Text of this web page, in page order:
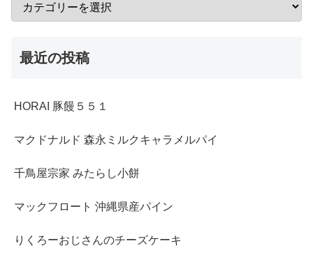
最近の投稿
HORAI 豚饅５５１
マクドナルド 森永ミルクキャラメルパイ
千鳥屋宗家 みたらし小餅
マックフロート 沖縄県産パイン
りくろーおじさんのチーズケーキ